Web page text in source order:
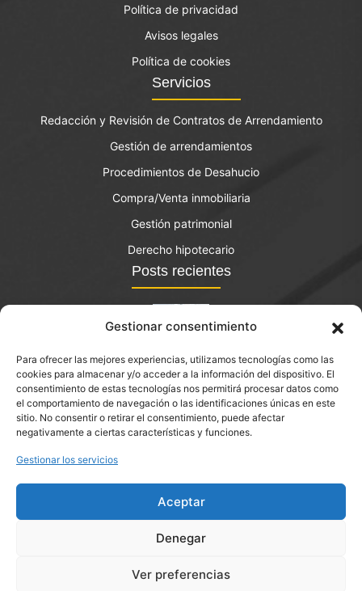
Gestionar consentimiento
Para ofrecer las mejores experiencias, utilizamos tecnologías como las
cookies para almacenar y/o acceder a la información del dispositivo. El
consentimiento de estas tecnologías nos permitirá procesar datos como
el comportamiento de navegación o las identificaciones únicas en este
sitio. No consentir o retirar el consentimiento, puede afectar
negativamente a ciertas características y funciones.
Gestionar los servicios
Aceptar
Denegar
Ver preferencias
Política de privacidad
Avisos legales
Política de cookies
Servicios
Redacción y Revisión de Contratos de Arrendamiento
Gestión de arrendamientos
Procedimientos de Desahucio
Compra/Venta inmobiliaria
Gestión patrimonial
Derecho hipotecario
Posts recientes
El bono joven de vivienda: qué es y quién lo puede
solicitar?
septiembre 14, 2023